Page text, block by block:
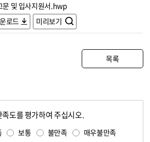
문 및 입사지원서.hwp
로드
미리보기
목록
도를 평가하여 주십시오.
보통 불만족 매우불만족